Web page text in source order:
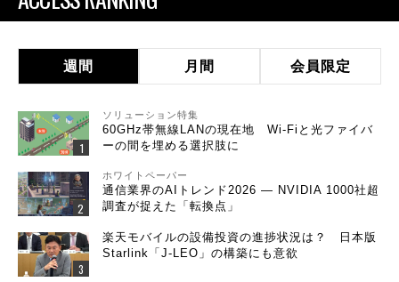
週間 月間 会員限定
ソリューション特集
60GHz帯無線LANの現在地 Wi-Fiと光ファイバ
ーの間を埋める選択肢に
ホワイトペーパー
通信業界のAIトレンド2026 ― NVIDIA 1000社超
調査が捉えた「転換点」
楽天モバイルの設備投資の進捗状況は？ 日本版
Starlink「J-LEO」の構築にも意欲